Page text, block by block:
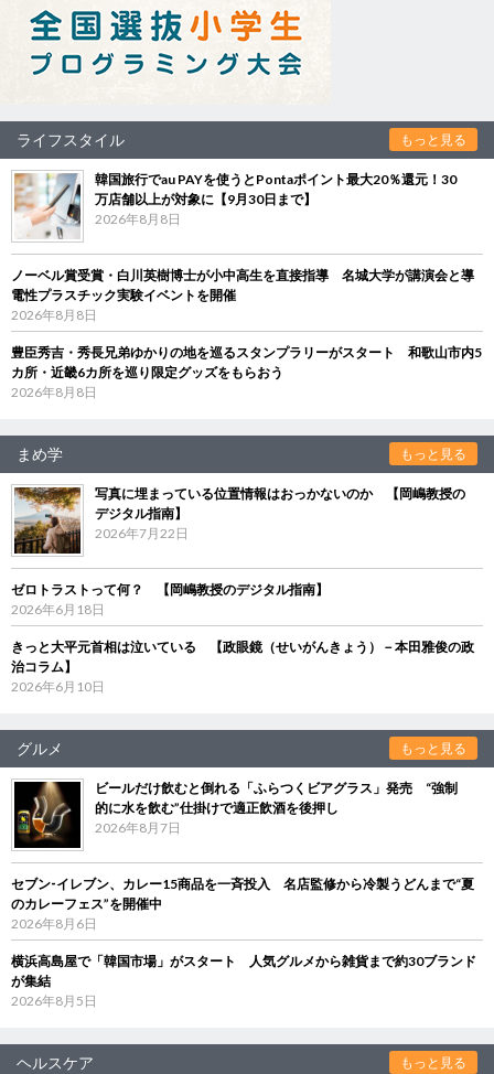
ライフスタイル もっと見る
韓国旅行でau PAYを使うとPontaポイント最大20％還元！30
万店舗以上が対象に【9月30日まで】
2026年8月8日
ノーベル賞受賞・白川英樹博士が小中高生を直接指導 名城大学が講演会と導
電性プラスチック実験イベントを開催
2026年8月8日
豊臣秀吉・秀長兄弟ゆかりの地を巡るスタンプラリーがスタート 和歌山市内5
カ所・近畿6カ所を巡り限定グッズをもらおう
2026年8月8日
まめ学 もっと見る
写真に埋まっている位置情報はおっかないのか 【岡嶋教授の
デジタル指南】
2026年7月22日
ゼロトラストって何？ 【岡嶋教授のデジタル指南】
2026年6月18日
きっと大平元首相は泣いている 【政眼鏡（せいがんきょう）－本田雅俊の政
治コラム】
2026年6月10日
グルメ もっと見る
ビールだけ飲むと倒れる「ふらつくビアグラス」発売 “強制
的に水を飲む”仕掛けで適正飲酒を後押し
2026年8月7日
セブン‐イレブン、カレー15商品を一斉投入 名店監修から冷製うどんまで“夏
のカレーフェス”を開催中
2026年8月6日
横浜高島屋で「韓国市場」がスタート 人気グルメから雑貨まで約30ブランド
が集結
2026年8月5日
ヘルスケア もっと見る